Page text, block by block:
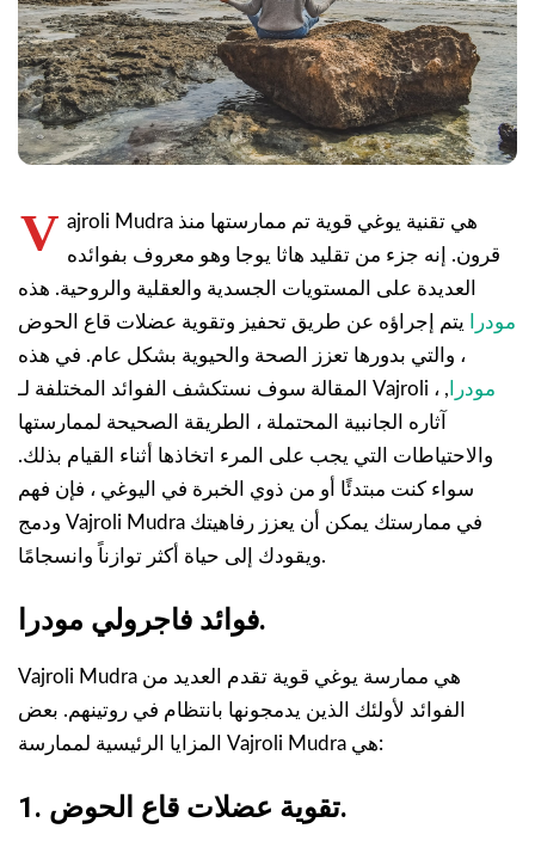
V ajroli Mudra هي تقنية يوغي قوية تم ممارستها منذ
قرون. إنه جزء من تقليد هاثا يوجا وهو معروف بفوائده
العديدة على المستويات الجسدية والعقلية والروحية. هذه
مودرا
يتم إجراؤه عن طريق تحفيز وتقوية عضلات قاع الحوض
، والتي بدورها تعزز الصحة والحيوية بشكل عام. في هذه
المقالة سوف نستكشف الفوائد المختلفة لـ Vajroli
مودرا , ،
آثاره الجانبية المحتملة ، الطريقة الصحيحة لممارستها
والاحتياطات التي يجب على المرء اتخاذها أثناء القيام بذلك.
سواء كنت مبتدئًا أو من ذوي الخبرة في اليوغي ، فإن فهم
ودمج Vajroli Mudra في ممارستك يمكن أن يعزز رفاهيتك
ويقودك إلى حياة أكثر توازناً وانسجامًا.
فوائد فاجرولي مودرا.
Vajroli Mudra هي ممارسة يوغي قوية تقدم العديد من
الفوائد لأولئك الذين يدمجونها بانتظام في روتينهم. بعض
المزايا الرئيسية لممارسة Vajroli Mudra هي:
1. تقوية عضلات قاع الحوض.